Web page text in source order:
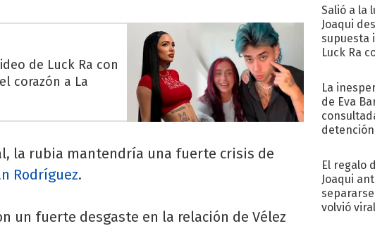
de Luck Ra con
corazón a La
la rubia mantendría una fuerte crisis de
Rodríguez.
un fuerte desgaste en la relación de Vélez
Salió a la
Joaqui
supuesta
Luck Ra
La
de Eva
El regalo
Joaqui
volvió